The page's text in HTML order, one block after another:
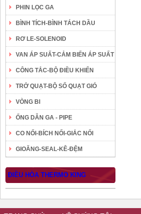
PHIN LỌC GA
BÌNH TÍCH-BÌNH TÁCH DẦU
RƠ LE-SOLENOID
VAN ÁP SUẤT-CẢM BIẾN ÁP SUẤT
CÔNG TẮC-BỘ ĐIỀU KHIỂN
TRỞ QUẠT-BỘ SỐ QUẠT GIÓ
VÒNG BI
ỐNG DẪN GA - PIPE
CO NỐI-BÍCH NỐI-GIẮC NỐI
GIOĂNG-SEAL-KÊ-ĐỆM
ĐIỀU HÒA THERMO KING